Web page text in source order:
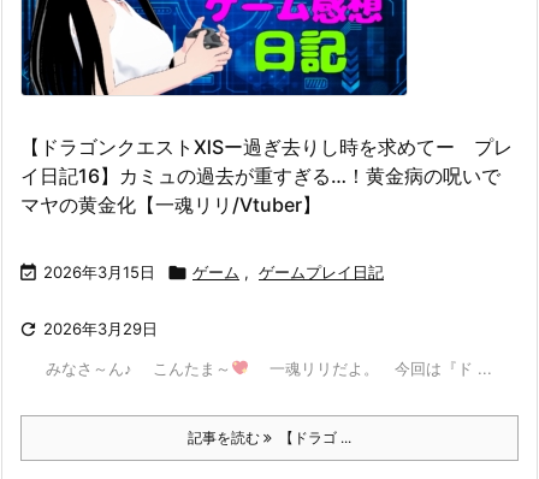
【ドラゴンクエストⅪSー過ぎ去りし時を求めてー プレ
イ日記16】カミュの過去が重すぎる…！黄金病の呪いで
マヤの黄金化【一魂リリ/Vtuber】
 2026年3月15日  ゲーム , ゲームプレイ日記
 2026年3月29日
みなさ～ん♪ こんたま～ 一魂リリだよ。 今回は『ド ...
記事を読む 【ドラゴ ...